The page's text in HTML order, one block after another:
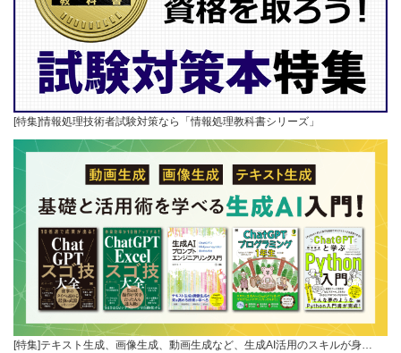
[特集]情報処理技術者試験対策なら「情報処理教科書シリーズ」
[特集]テキスト生成、画像生成、動画生成など、生成AI活用のスキルが身…